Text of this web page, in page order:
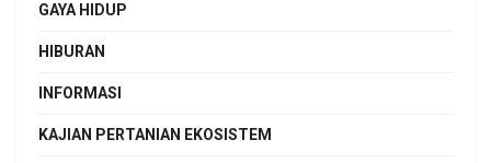
GAYA HIDUP
HIBURAN
INFORMASI
KAJIAN PERTANIAN EKOSISTEM